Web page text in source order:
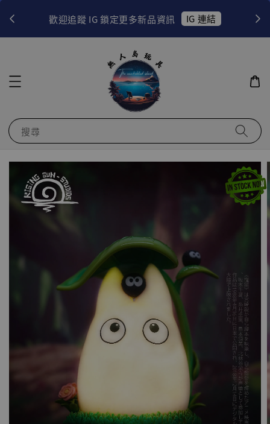
歡迎追蹤 IG 鎖定更多新品資訊 IG 連結
搜尋